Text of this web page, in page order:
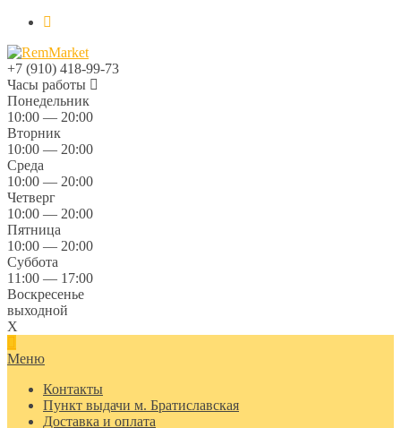
+7 (910) 418-99-73
Часы работы
Понедельник
10:00 — 20:00
Вторник
10:00 — 20:00
Среда
10:00 — 20:00
Четверг
10:00 — 20:00
Пятница
10:00 — 20:00
Суббота
11:00 — 17:00
Воскресенье
выходной
X
Меню
Контакты
Пункт выдачи м. Братиславская
Доставка и оплата